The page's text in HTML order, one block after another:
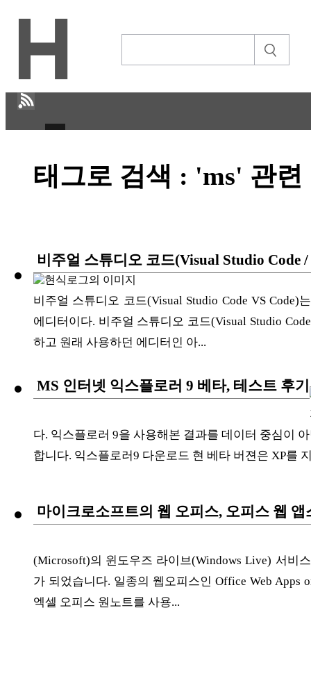
CULTURE
STORY
ETC
ⓘ
태그로 검색 : 'ms' 관련
비주얼 스튜디오 코드(Visual Studio Code
비주얼 스튜디오 코드(Visual Studio Code VS
에디터이다. 비주얼 스튜디오 코드(Visual Studio
하고 원래 사용하던 에디터인 아...
MS 인터넷 익스플로러 9 베타, 테스트 후기
다. 익스플로러 9을 사용해본 결과를 데이터 중심이
합니다. 익스플로러9 다운로드 현 베타 버젼은 XP를
마이크로소프트의 웹 오피스, 오피스 웹
(Microsoft)의 윈도우즈 라이브(Windows Live) 서비
가 되었습니다. 일종의 웹오피스인 Office Web
엑셀 오피스 원노트를 사용...